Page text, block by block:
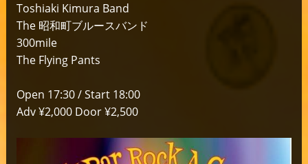
Toshiaki Kimura Band
The 昭和町ブルースバンド
300mile
The Flying Pants
Open 17:30 / Start 18:00
Adv ¥2,000 Door ¥2,500